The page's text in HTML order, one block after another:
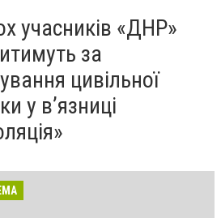
учасників «ДНР»
за
цивільної
у в’язниці